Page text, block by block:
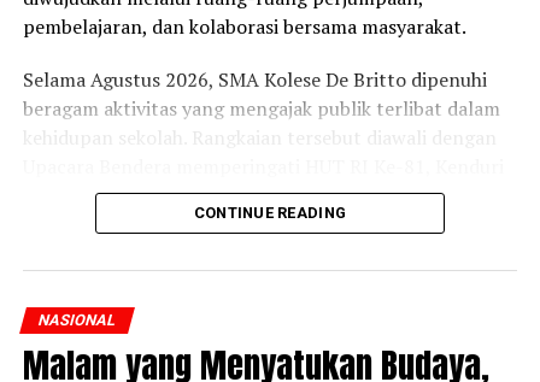
pembelajaran, dan kolaborasi bersama masyarakat.
Selama Agustus 2026, SMA Kolese De Britto dipenuhi
beragam aktivitas yang mengajak publik terlibat dalam
kehidupan sekolah. Rangkaian tersebut diawali dengan
memperingati HUT Sekolah ke-78, dilanjutkan Misa
Syukur Ulang Tahun dan sekaligus penanda pembukaan
kegiatan meliputi; Expo Perguruan Tinggi, Open House
dengan lomba-lomba dari (TK, SD, SMP), hingga Expo
Lembaga Pendidikan Katolik se-DIY (tingkat TK-SMA).
CONTINUE READING
NASIONAL
Malam yang Menyatukan Budaya,